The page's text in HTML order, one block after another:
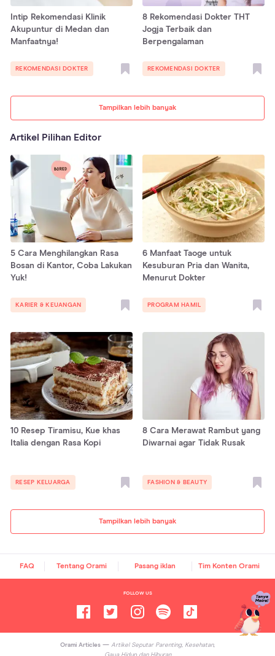
Tampilkan lebih banyak
Intip Rekomendasi Klinik
Akupuntur di Medan dan
Manfaatnya!
REKOMENDASI DOKTER
8 Rekomendasi Dokter THT
Jogja Terbaik dan
Berpengalaman
REKOMENDASI DOKTER
Artikel Pilihan Editor
Tampilkan lebih banyak
5 Cara Menghilangkan Rasa
Bosan di Kantor, Coba Lakukan
Yuk!
KARIER & KEUANGAN
6 Manfaat Taoge untuk
Kesuburan Pria dan Wanita,
Menurut Dokter
PROGRAM HAMIL
10 Resep Tiramisu, Kue khas
Italia dengan Rasa Kopi
RESEP KELUARGA
8 Cara Merawat Rambut yang
Diwarnai agar Tidak Rusak
FASHION & BEAUTY
FAQ Tentang Orami Pasang iklan Tim Konten Orami
FOLLOW US
Orami Articles — Artikel Seputar Parenting, Kesehatan,
Gaya Hidup dan Hiburan